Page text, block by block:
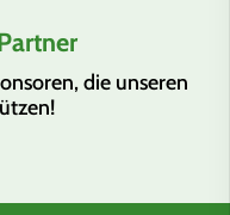
die unseren